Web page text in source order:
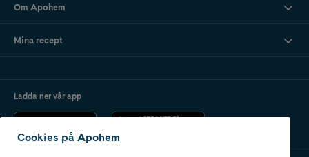
Om Apohem
Mina recept
Ladda ner vår app
Cookies på Apohem